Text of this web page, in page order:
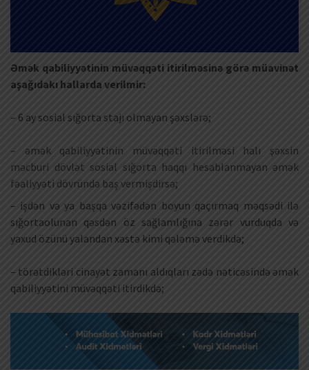
Əmək qabiliyyətinin müvəqqəti itirilməsinə görə müavinət
aşağıdakı hallarda verilmir:
– 6 ay sosial sığorta stajı olmayan şəxslərə;
– əmək qabiliyyətinin müvəqqəti itirilməsi halı şəxsin
məcburi dövlət sosial sığorta haqqı hesablanmayan əmək
fəaliyyəti dövründə baş vermişdirsə;
– işdən və ya başqa vəzifədən boyun qaçırmaq məqsədi ilə
sığortaolunan qəsdən öz sağlamlığına zərər vurduqda və
yaxud özünü yalandan xəstə kimi qələmə verdikdə;
– törətdikləri cinayət zamanı aldıqları zədə nəticəsində əmək
qabiliyyətini müvəqqəti itirdikdə;